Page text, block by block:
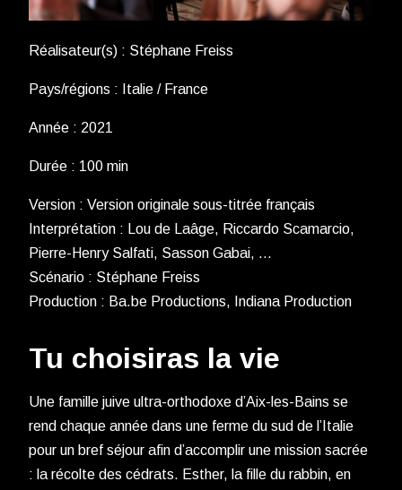
Réalisateur(s) : Stéphane Freiss
Pays/régions : Italie / France
Année : 2021
Durée : 100 min
Version : Version originale sous-titrée français
Interprétation : Lou de Laâge, Riccardo Scamarcio,
Pierre-Henry Salfati, Sasson Gabai, …
Scénario : Stéphane Freiss
Production : Ba.be Productions, Indiana Production
Tu choisiras la vie
Une famille juive ultra-orthodoxe d’Aix-les-Bains se
rend chaque année dans une ferme du sud de l’Italie
pour un bref séjour afin d’accomplir une mission sacrée
: la récolte des cédrats. Esther, la fille du rabbin, en